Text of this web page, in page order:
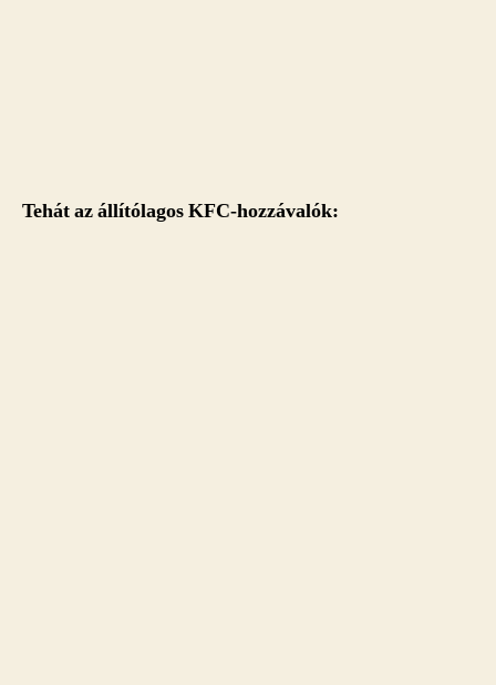
Tehát az állítólagos KFC-hozzávalók: